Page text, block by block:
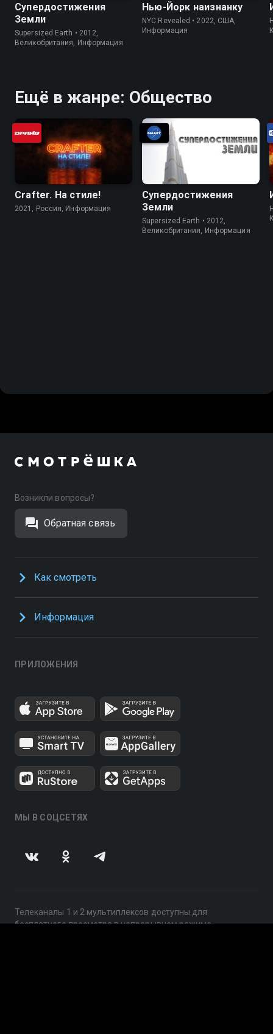
Супердостижения
Земли
Supersized Earth • 2012,
Великобритания, Информация
Нью-Йорк наизнанку
NYC Revealed • 2022, США,
Информация
Ещё в жанре: Общество
Crafter. На стилe!
2021, Россия, Информация
Супердостижения
Земли
Supersized Earth • 2012,
Великобритания, Информация
Возникли вопросы?
Обратная связь
Как смотреть
Информация
ПРИЛОЖЕНИЯ
МЫ В СОЦСЕТЯХ
Телеканалы 1 и 2 мультиплексов доступны для
бесплатного просмотра в непрерывном режиме,